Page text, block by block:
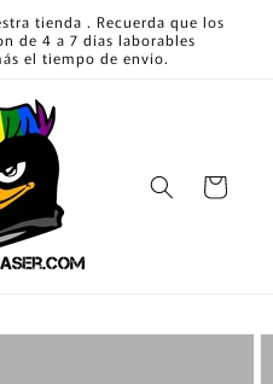
tienda . Recuerda que los
de 4 a 7 días laborables
el tiempo de envío.
Carrito